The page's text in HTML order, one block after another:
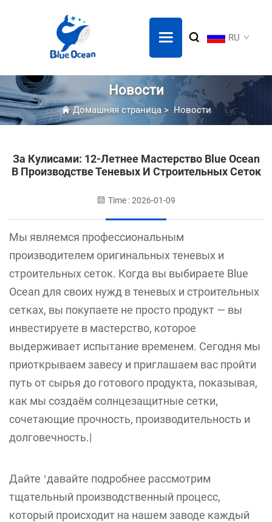
RU
Новости
Домашняя страница> Новости
За Кулисами: 12-Летнее Мастерство Blue Ocean
В Производстве Теневых И Строительных Сеток
Time : 2026-01-09
Мы являемся профессиональным
производителем оригинальных теневых и
строительных сеток. Когда вы выбираете Blue
Ocean для своих нужд в теневых и строительных
сетках, вы покупаете не просто продукт — вы
инвестируете в мастерство, которое
выдерживает испытание временем. Сегодня мы
приоткрываем завесу и приглашаем вас пройти
путь от сырья до готового продукта, показывая,
как мы создаём солнцезащитные сетки,
сочетающие прочность, производительность и
долговечность.|
Дайте ’давайте подробнее рассмотрим
тщательный производственный процесс,
который происходит на нашем заводе каждый